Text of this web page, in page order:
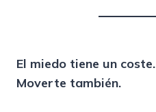
El miedo tiene un coste.
Moverte también.